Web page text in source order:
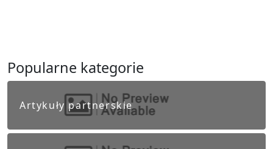
Popularne kategorie
Artykuły partnerskie